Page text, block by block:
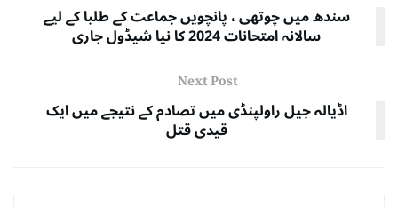
سندھ میں چوتھی ، پانچویں جماعت کے طلبا کے لیے
سالانہ امتحانات 2024 کا نیا شیڈول جاری
Next Post
اڈیالہ جیل راولپنڈی میں تصادم کے نتیجے میں ایک
قیدی قتل